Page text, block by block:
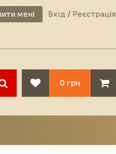
мені Вхід / Реєстрація
0 грн